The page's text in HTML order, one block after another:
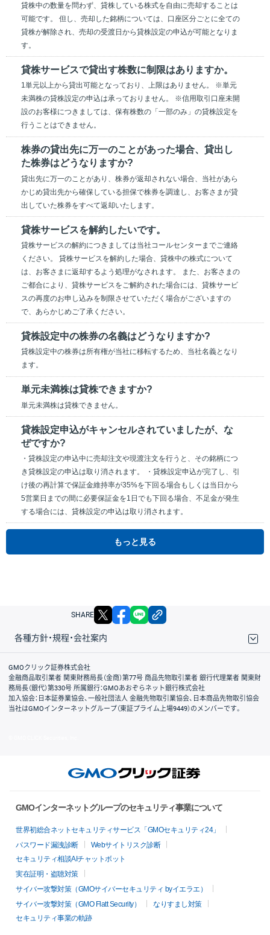
貸株中の数量を問わず、貸株している株式を自由に売却することは
可能です。 但し、売却した銘柄については、口座区分ごとに全ての
貸株が解除され、売却の受渡日から貸株設定の申込が可能となりま
す。
貸株サービスで貸出す株数に制限はありますか。
1単元以上から貸出可能となっており、上限はありません。 ※単元
未満株の貸株設定の申込は承っておりません。 ※信用取引口座未開
設のお客様につきましては、保有株数の「一部のみ」の貸株設定を
行うことはできません。
株券の貸出先に万一のことがあった場合、貸出し
た株券はどうなりますか?
貸出先に万一のことがあり、株券が返却されない場合、当社があら
かじめ貸出先から確保している担保で株券を調達し、お客さまが貸
出していた株券をすべて返却いたします。
貸株サービスを解約したいです。
貸株サービスの解約につきましては当社コールセンターまでご連絡
ください。 貸株サービスを解約した場合、貸株中の株式について
は、お客さまに返却するよう処理がなされます。 また、お客さまの
ご都合により、貸株サービスをご解約された場合には、貸株サービ
スの再度のお申し込みを制限させていただく場合がございますの
で、あらかじめご了承ください。
貸株設定中の株券の名義はどうなりますか?
貸株設定中の株券は所有権が当社に移転するため、当社名義となり
ます。
単元未満株は貸株できますか?
単元未満株は貸株できません。
貸株設定申込がキャンセルされていましたが、な
ぜですか?
・貸株設定の申込中に売却注文や現渡注文を行うと、その銘柄につ
き貸株設定の申込は取り消されます。 ・貸株設定申込が完了し、引
け後の再計算で保証金維持率が35%を下回る場合もしくは当日から
5営業日までの間に必要保証金を1日でも下回る場合、不足金が発生
する場合には、貸株設定の申込は取り消されます。
もっと見る
SHARE X facebook
各種方針・規程・会社案内
取引規程・約款
サイトマップ
その他のご案内
個人情報保護方針
最良執行方針
サイトのご利用について
ディスクレイマー
信託保全
リスク説明
会社案内
GMOクリック証券株式会社
金融商品取引業者 関東財務局長（金商）第77号 商品先物取引業者 銀行代理業者 関東財
務局長（銀代）第330号 所属銀行：GMOあおぞらネット銀行株式会社
加入協会：日本証券業協会、一般社団法人 金融先物取引業協会、日本商品先物取引協会
当社はGMOインターネットグループ（東証プライム上場9449）のメンバーです。
GMOインターネットグループのセキュリティ事業について
世界初総合ネットセキュリティサービス「GMOセキュリティ24」
パスワード漏洩診断
Webサイトリスク診断
セキュリティ相談AIチャットボット
実在証明・盗聴対策
サイバー攻撃対策（GMOサイバーセキュリティ byイエラエ）
サイバー攻撃対策（GMO Flatt Security）
なりすまし対策
セキュリティ事業の軌跡